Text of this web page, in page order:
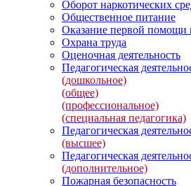
Оборот наркотических
Общественное питание
Оказание первой помощи
Охрана труда
Оценочная деятельность
Педагогическая
(дошкольное)
(общее)
(профессиональное)
(специальная педагогика)
Педагогическая
(высшее)
Педагогическая
(дополнительное)
Пожарная безопасность